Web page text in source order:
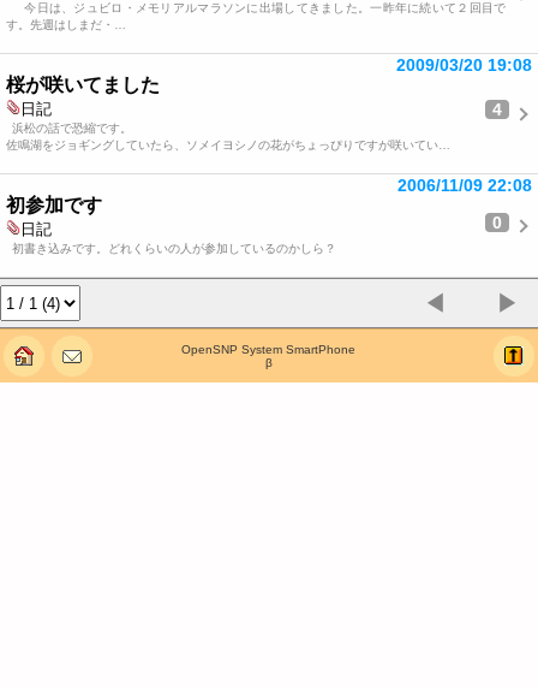
今日は、ジュビロ・メモリアルマラソンに出場してきました。一昨年に続いて２回目で
す。先週はしまだ・…
桜が咲いてました
2009/03/20 19:08
日記 4
浜松の話で恐縮です。
佐鳴湖をジョギングしていたら、ソメイヨシノの花がちょっぴりですが咲いてい…
初参加です
2006/11/09 22:08
日記 0
初書き込みです。どれくらいの人が参加しているのかしら？
◀ ▶
OpenSNP System SmartPhone
β